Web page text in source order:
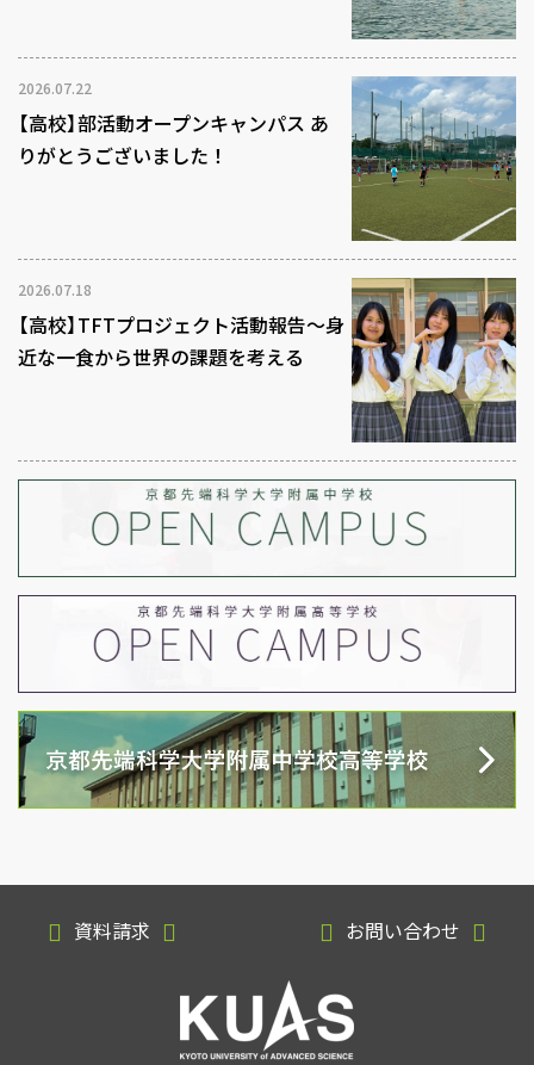
2026.07.22
【高校】部活動オープンキャンパス あ
りがとうございました！
2026.07.18
【高校】TFTプロジェクト活動報告～身
近な一食から世界の課題を考える
資料請求 お問い合わせ